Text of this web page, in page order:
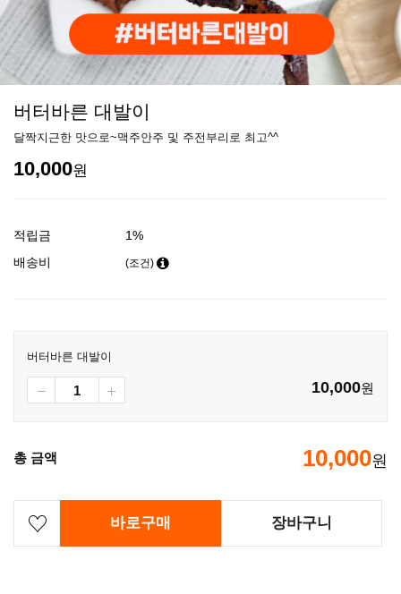
버터바른 대발이
달짝지근한 맛으로~맥주안주 및 주전부리로 최고^^
10,000원
적립금
1%
배송비
(조건)
버터바른 대발이
10,000원
총 금액 10,000원
바로구매 장바구니